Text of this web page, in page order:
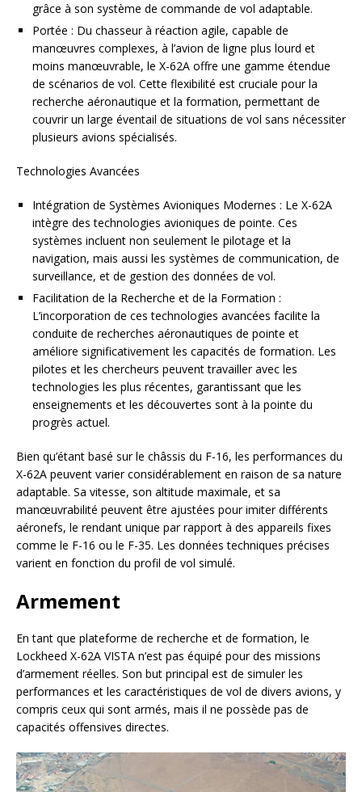
grâce à son système de commande de vol adaptable.
Portée : Du chasseur à réaction agile, capable de
manœuvres complexes, à l’avion de ligne plus lourd et
moins manœuvrable, le X-62A offre une gamme étendue
de scénarios de vol. Cette flexibilité est cruciale pour la
recherche aéronautique et la formation, permettant de
couvrir un large éventail de situations de vol sans nécessiter
plusieurs avions spécialisés.
Technologies Avancées
Intégration de Systèmes Avioniques Modernes : Le X-62A
intègre des technologies avioniques de pointe. Ces
systèmes incluent non seulement le pilotage et la
navigation, mais aussi les systèmes de communication, de
surveillance, et de gestion des données de vol.
Facilitation de la Recherche et de la Formation :
L’incorporation de ces technologies avancées facilite la
conduite de recherches aéronautiques de pointe et
améliore significativement les capacités de formation. Les
pilotes et les chercheurs peuvent travailler avec les
technologies les plus récentes, garantissant que les
enseignements et les découvertes sont à la pointe du
progrès actuel.
Bien qu’étant basé sur le châssis du F-16, les performances du
X-62A peuvent varier considérablement en raison de sa nature
adaptable. Sa vitesse, son altitude maximale, et sa
manœuvrabilité peuvent être ajustées pour imiter différents
aéronefs, le rendant unique par rapport à des appareils fixes
comme le F-16 ou le F-35. Les données techniques précises
varient en fonction du profil de vol simulé.
Armement
En tant que plateforme de recherche et de formation, le
Lockheed X-62A VISTA n’est pas équipé pour des missions
d’armement réelles. Son but principal est de simuler les
performances et les caractéristiques de vol de divers avions, y
compris ceux qui sont armés, mais il ne possède pas de
capacités offensives directes.